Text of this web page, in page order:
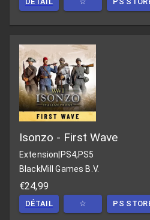
Isonzo - First Wave
Extension|PS4,PS5
BlackMill Games B.V.
€24,99
DÉTAIL ☆ PS